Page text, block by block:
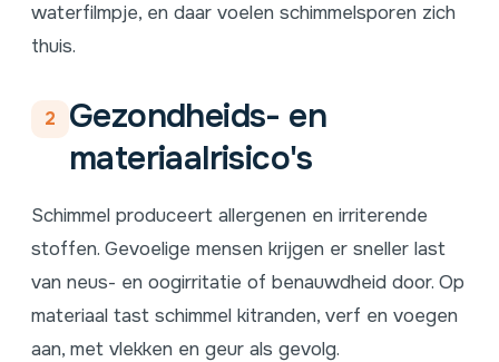
waterfilmpje, en daar voelen schimmelsporen zich
thuis.
2
Gezondheids- en
materiaalrisico's
Schimmel produceert allergenen en irriterende
stoffen. Gevoelige mensen krijgen er sneller last
van neus- en oogirritatie of benauwdheid door. Op
materiaal tast schimmel kitranden, verf en voegen
aan, met vlekken en geur als gevolg.